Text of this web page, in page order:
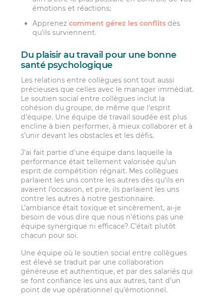
émotions et réactions;
Apprenezcomment gérez les conflits dès
qu’ils surviennent.
Du plaisir au travail pour une bonne
santé psychologique
Les relations entre collègues sont tout aussi
précieuses que celles avec le manager immédiat.
Le soutien social entre collègues inclut la
cohésion du groupe, de même que l’esprit
d’équipe. Une équipe de travail soudée est plus
encline à bien performer, à mieux collaborer et à
s’unir devant les obstacles et les défis.
J’ai fait partie d’une équipe dans laquelle la
performance était tellement valorisée qu’un
esprit de compétition régnait. Mes collègues
parlaient les uns contre les autres dès qu’ils en
avaient l’occasion, et pire, ils parlaient les uns
contre les autres à notre gestionnaire.
L’ambiance était toxique et sincèrement, ai-je
besoin de vous dire que nous n’étions pas une
équipe synergique ni efficace? C’était plutôt
chacun pour soi.
Une équipe où le soutien social entre collègues
est élevé se traduit par une collaboration
généreuse et authentique, et par des salariés qui
se font confiance les uns aux autres, tant d’un
point de vue opérationnel qu’émotionnel.